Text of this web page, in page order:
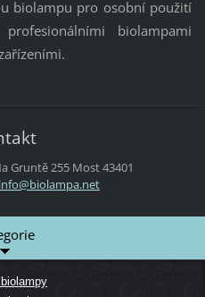
biolampu pro osobní použití
biolampami
Gruntě 255Most43401
info@biolampa.net